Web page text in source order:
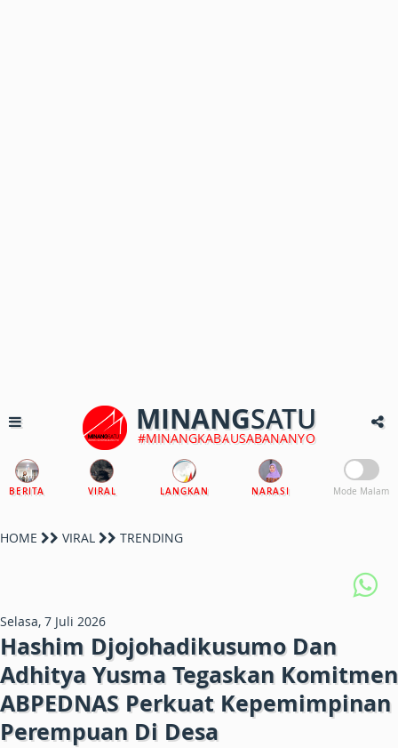
MINANGSATU
#MINANGKABAUSABANANYO
BERITA VIRAL LANGKAN NARASI Mode Malam
HOME VIRAL TRENDING
Selasa, 7 Juli 2026
Hashim Djojohadikusumo Dan
Adhitya Yusma Tegaskan Komitmen
ABPEDNAS Perkuat Kepemimpinan
Perempuan Di Desa